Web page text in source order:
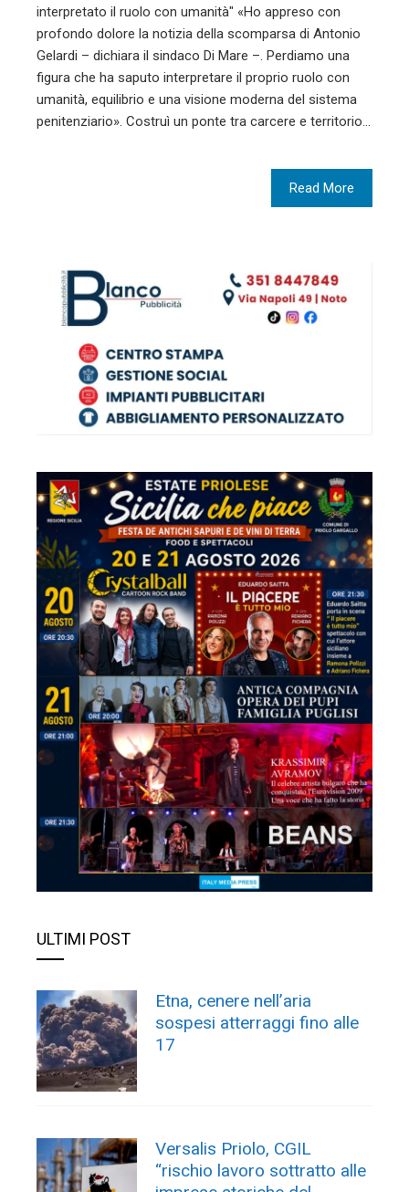
interpretato il ruolo con umanità" «Ho appreso con
profondo dolore la notizia della scomparsa di Antonio
Gelardi – dichiara il sindaco Di Mare –. Perdiamo una
figura che ha saputo interpretare il proprio ruolo con
umanità, equilibrio e una visione moderna del sistema
penitenziario». Costruì un ponte tra carcere e territorio…
Read More
ULTIMI POST
Etna, cenere nell’aria
sospesi atterraggi fino alle
17
Versalis Priolo, CGIL
“rischio lavoro sottratto alle